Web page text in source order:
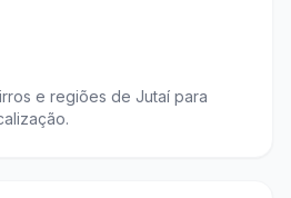
e regiões de Jutaí para